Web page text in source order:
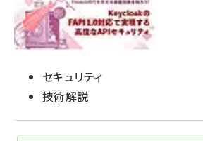
セキュリティ
技術解説